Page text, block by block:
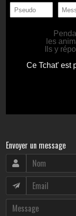
Envoyer un message